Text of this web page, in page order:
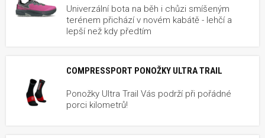
Univerzální bota na běh i chůzi smíšeným
terénem přichází v novém kabátě - lehčí a
lepší než kdy předtím
COMPRESSPORT PONOŽKY ULTRA TRAIL
Ponožky Ultra Trail Vás podrží při pořádné
porci kilometrů!